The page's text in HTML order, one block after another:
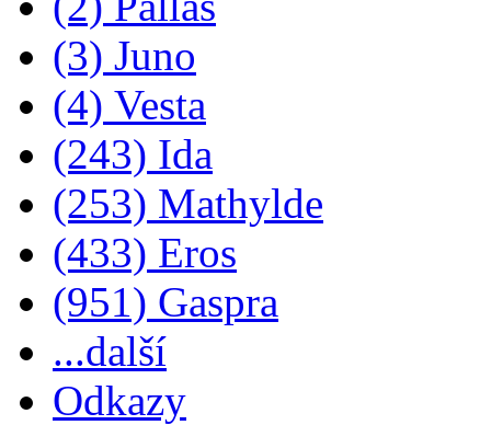
(3) Juno
(4) Vesta
(243) Ida
(253) Mathylde
(433) Eros
(951) Gaspra
...další
Odkazy